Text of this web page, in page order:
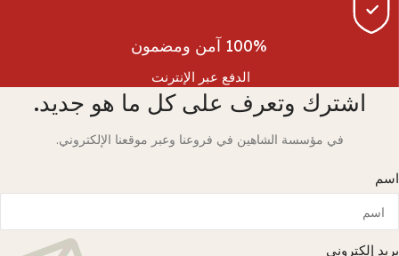
100% آمن ومضمون
الدفع عبر الإنترنت
اشترك وتعرف على كل ما هو جديد.
في مؤسسة الشاهين في فروعنا وعبر موقعنا الإلكتروني.
اسم
بريد إلكتروني